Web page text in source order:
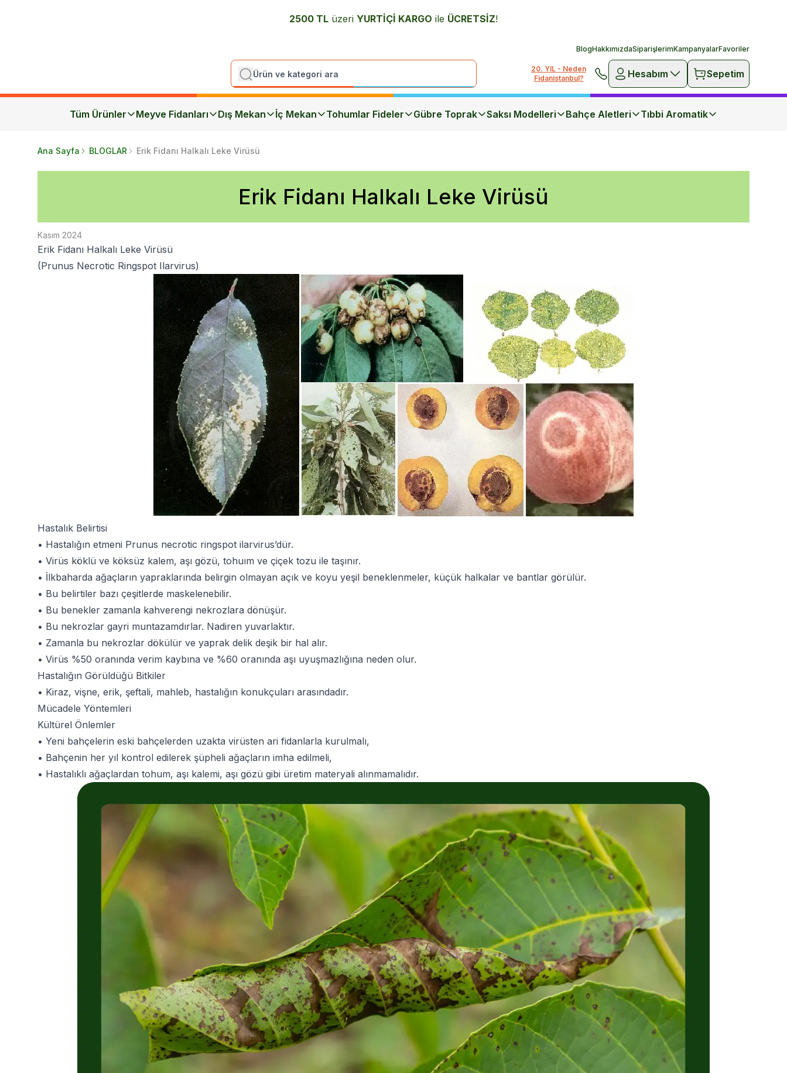
2500 TL üzeri YURTİÇİ KARGO ile ÜCRETSİZ!
BlogHakkımızdaSiparişlerimKampanyalarFavoriler
20. YIL - Neden
Fidanistanbul?
Hesabım Sepetim
Tüm Ürünler Meyve Fidanları Dış Mekan İç Mekan Tohumlar Fideler Gübre Toprak Saksı Modelleri Bahçe Aletleri Tıbbi Aromatik
Ana Sayfa BLOGLAR Erik Fidanı Halkalı Leke Virüsü
Erik Fidanı Halkalı Leke Virüsü
Kasım 2024
Erik Fidanı Halkalı Leke Virüsü
(Prunus Necrotic Ringspot Ilarvirus)
Hastalık Belirtisi
• Hastalığın etmeni Prunus necrotic ringspot ilarvirus’dür.
• Virüs köklü ve köksüz kalem, aşı gözü, tohuım ve çiçek tozu ile taşınır.
• İlkbaharda ağaçların yapraklarında belirgin olmayan açık ve koyu yeşil beneklenmeler, küçük halkalar ve bantlar görülür.
• Bu belirtiler bazı çeşitlerde maskelenebilir.
• Bu benekler zamanla kahverengi nekrozlara dönüşür.
• Bu nekrozlar gayri muntazamdırlar. Nadiren yuvarlaktır.
• Zamanla bu nekrozlar dökülür ve yaprak delik deşik bir hal alır.
• Virüs %50 oranında verim kaybına ve %60 oranında aşı uyuşmazlığına neden olur.
Hastalığın Görüldüğü Bitkiler
• Kiraz, vişne, erik, şeftali, mahleb, hastalığın konukçuları arasındadır.
Mücadele Yöntemleri
Kültürel Önlemler
• Yeni bahçelerin eski bahçelerden uzakta virüsten ari fidanlarla kurulmalı,
• Bahçenin her yıl kontrol edilerek şüpheli ağaçların imha edilmeli,
• Hastalıklı ağaçlardan tohum, aşı kalemi, aşı gözü gibi üretim materyali alınmamalıdır.